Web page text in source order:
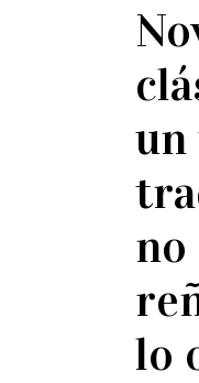
un
no
lo